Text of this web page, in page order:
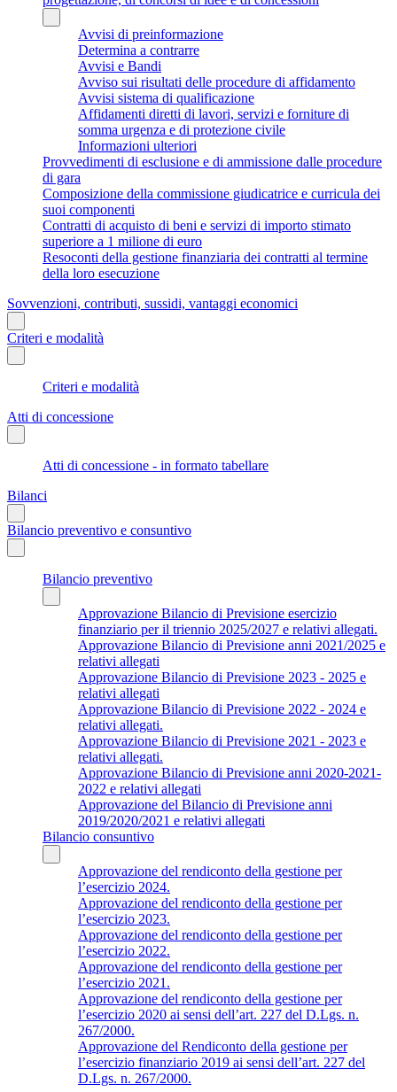
Avvisi di preinformazione
Determina a contrarre
Avvisi e Bandi
Avviso sui risultati delle procedure di affidamento
Avvisi sistema di qualificazione
Affidamenti diretti di lavori, servizi e forniture di
somma urgenza e di protezione civile
Informazioni ulteriori
Provvedimenti di esclusione e di ammissione dalle procedure
di gara
Composizione della commissione giudicatrice e curricula dei
suoi componenti
Contratti di acquisto di beni e servizi di importo stimato
superiore a 1 milione di euro
Resoconti della gestione finanziaria dei contratti al termine
della loro esecuzione
Sovvenzioni, contributi, sussidi, vantaggi economici
Criteri e modalità
Criteri e modalità
Atti di concessione
Atti di concessione - in formato tabellare
Bilanci
Bilancio preventivo e consuntivo
Bilancio preventivo
Approvazione Bilancio di Previsione esercizio
finanziario per il triennio 2025/2027 e relativi allegati.
Approvazione Bilancio di Previsione anni 2021/2025 e
relativi allegati
Approvazione Bilancio di Previsione 2023 - 2025 e
relativi allegati
Approvazione Bilancio di Previsione 2022 - 2024 e
relativi allegati.
Approvazione Bilancio di Previsione 2021 - 2023 e
relativi allegati.
Approvazione Bilancio di Previsione anni 2020-2021-
2022 e relativi allegati
Approvazione del Bilancio di Previsione anni
2019/2020/2021 e relativi allegati
Bilancio consuntivo
Approvazione del rendiconto della gestione per
l’esercizio 2024.
Approvazione del rendiconto della gestione per
l’esercizio 2023.
Approvazione del rendiconto della gestione per
l’esercizio 2022.
Approvazione del rendiconto della gestione per
l’esercizio 2021.
Approvazione del rendiconto della gestione per
l’esercizio 2020 ai sensi dell’art. 227 del D.Lgs. n.
267/2000.
Approvazione del Rendiconto della gestione per
l’esercizio finanziario 2019 ai sensi dell’art. 227 del
D.Lgs. n. 267/2000.